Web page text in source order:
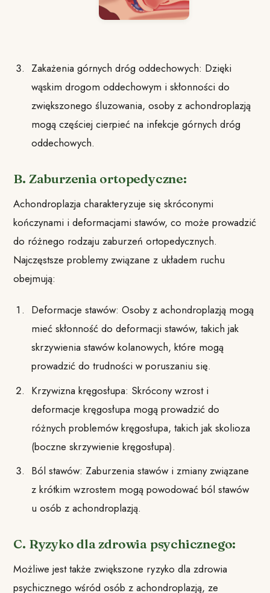
Zakażenia górnych dróg oddechowych: Dzięki
wąskim drogom oddechowym i skłonności do
zwiększonego śluzowania, osoby z achondroplazją
mogą częściej cierpieć na infekcje górnych dróg
oddechowych.
B. Zaburzenia ortopedyczne:
Achondroplazja charakteryzuje się skróconymi
kończynami i deformacjami stawów, co może prowadzić
do różnego rodzaju zaburzeń ortopedycznych.
Najczęstsze problemy związane z układem ruchu
obejmują:
Deformacje stawów: Osoby z achondroplazją mogą
mieć skłonność do deformacji stawów, takich jak
skrzywienia stawów kolanowych, które mogą
prowadzić do trudności w poruszaniu się.
Krzywizna kręgosłupa: Skrócony wzrost i
deformacje kręgosłupa mogą prowadzić do
różnych problemów kręgosłupa, takich jak skolioza
(boczne skrzywienie kręgosłupa).
Ból stawów: Zaburzenia stawów i zmiany związane
z krótkim wzrostem mogą powodować ból stawów
u osób z achondroplazją.
C. Ryzyko dla zdrowia psychicznego:
Możliwe jest także zwiększone ryzyko dla zdrowia
psychicznego wśród osób z achondroplazją, ze